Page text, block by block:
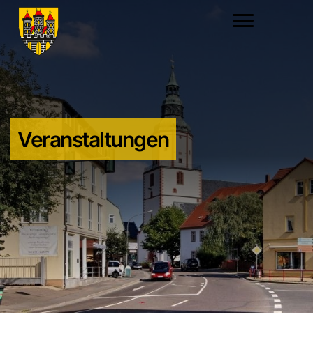
Veranstaltungen